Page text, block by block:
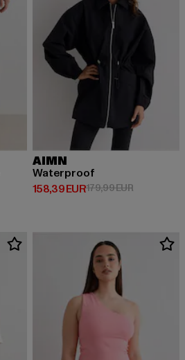
AIMN
Waterproof
158,39 EUR
Prix courant: 158,39 EUR
179,99 EURPrix en